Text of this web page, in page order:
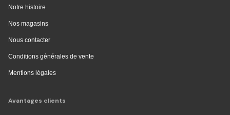
Notre histoire
Nos magasins
Nous contacter
Conditions générales de vente
Mentions légales
Avantages clients